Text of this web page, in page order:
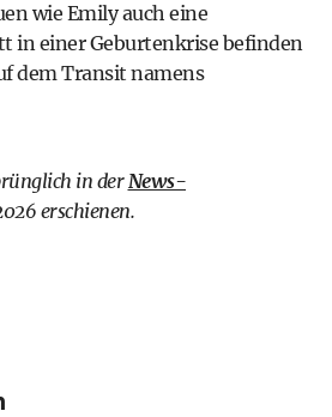
wie Emily auch eine
in einer Geburtenkrise befinden
dem Transit namens
in derNews-
erschienen.